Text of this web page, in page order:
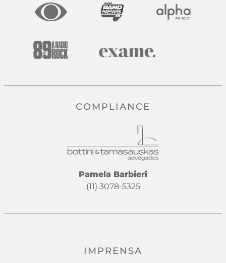
COMPLIANCE
Pamela Barbieri
(11) 3078-5325
IMPRENSA